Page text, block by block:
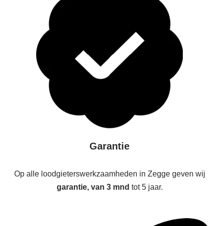
Garantie
Op alle loodgieterswerkzaamheden in Zegge geven wij
garantie, van 3 mnd tot 5 jaar.